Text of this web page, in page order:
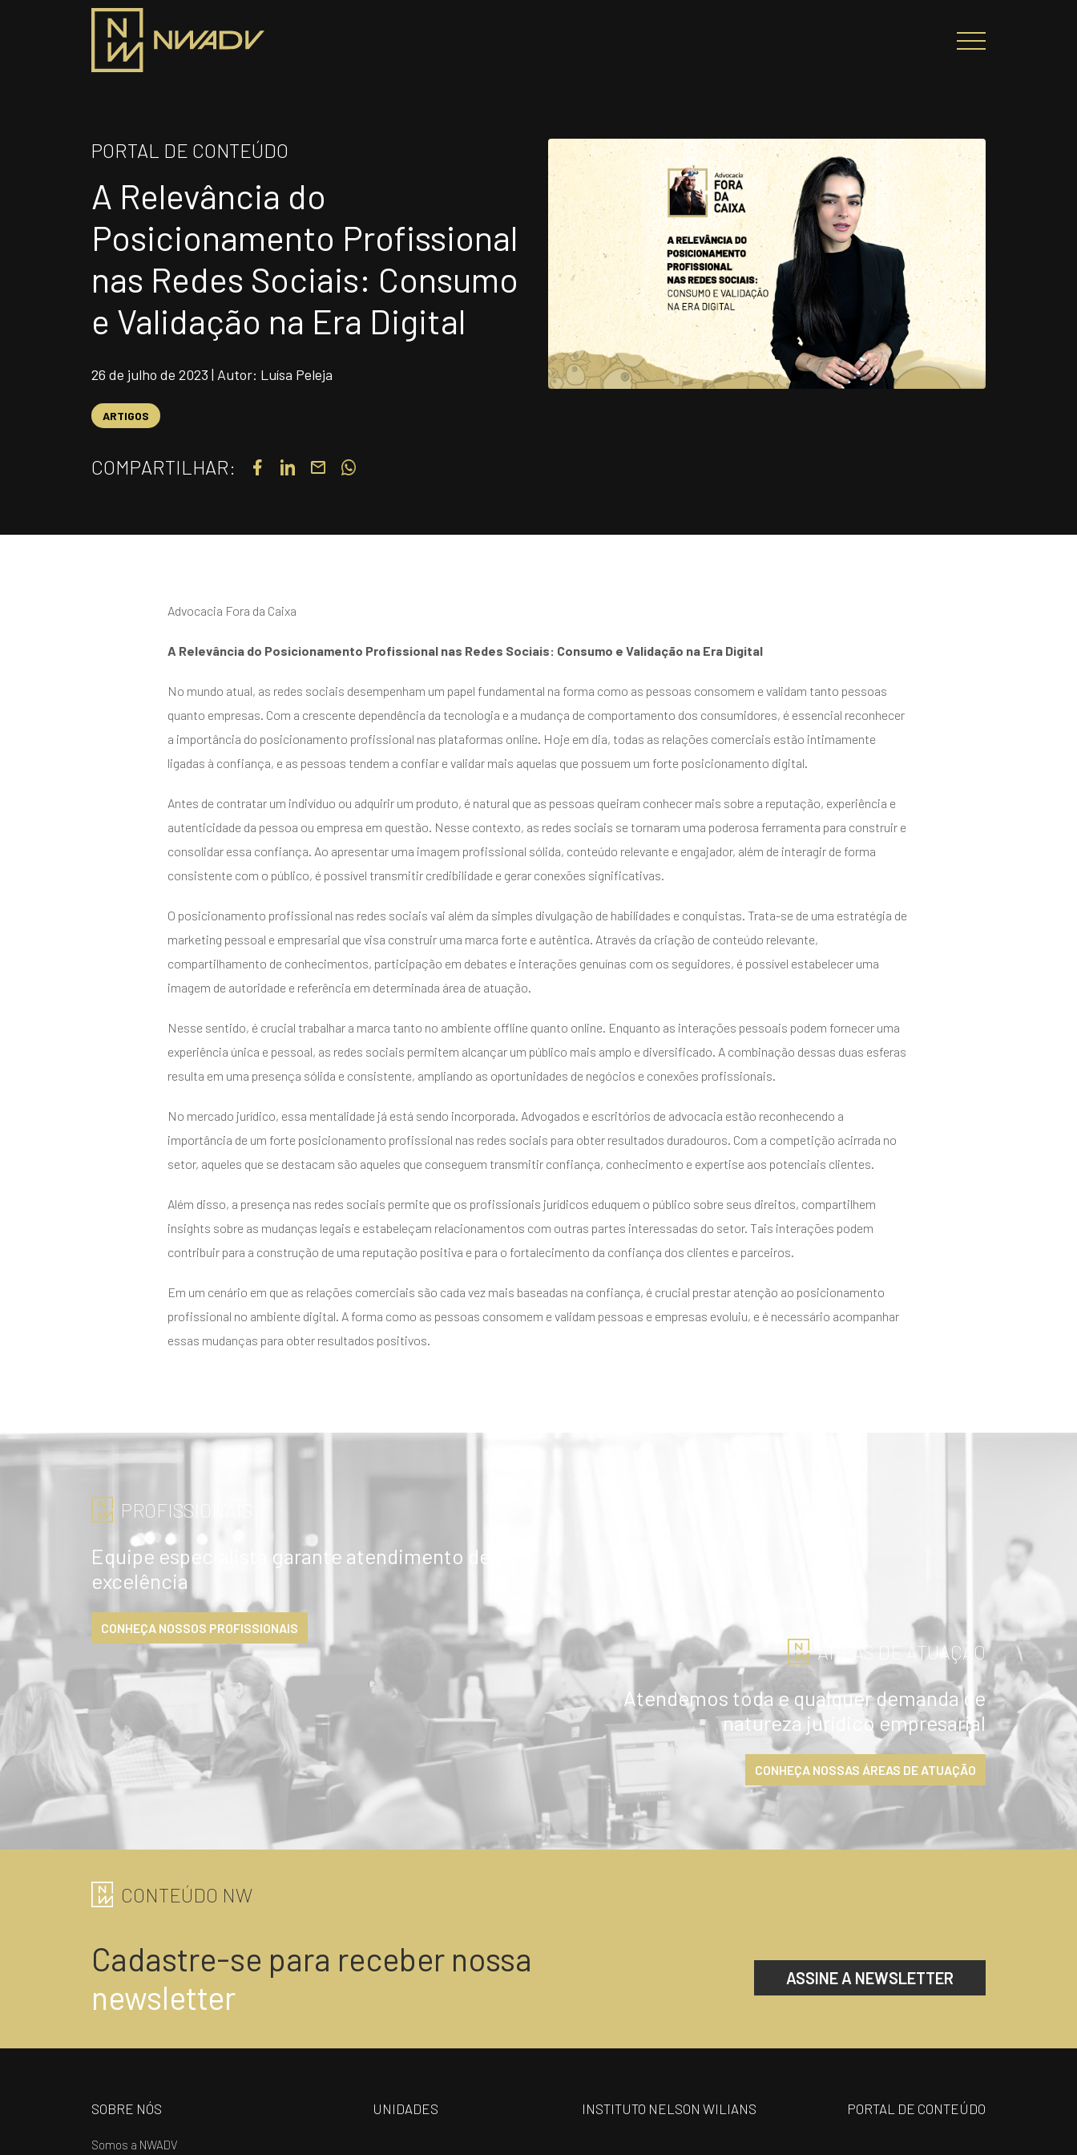
Somos a NWADV
Entregas e Soluções
Prêmios/Reconhecimentos INSTITUTO NELSON WILIANS
UNIDADES
OPORTUNIDADES/CARREIRA
PRIVACIDADE
CONTATO
Siga-nos A Alto contraste
PORTAL DE CONTEÚDO
A Relevância do
Posicionamento Profissional
nas Redes Sociais: Consumo
e Validação na Era Digital
26 de julho de 2023 | Autor: Luísa Peleja
ARTIGOS
COMPARTILHAR:
Advocacia Fora da Caixa
A Relevância do Posicionamento Profissional nas Redes Sociais: Consumo e Validação na Era Digital
No mundo atual, as redes sociais desempenham um papel fundamental na forma como as pessoas consomem e validam tanto pessoas
quanto empresas. Com a crescente dependência da tecnologia e a mudança de comportamento dos consumidores, é essencial reconhecer
a importância do posicionamento profissional nas plataformas online. Hoje em dia, todas as relações comerciais estão intimamente
ligadas à confiança, e as pessoas tendem a confiar e validar mais aquelas que possuem um forte posicionamento digital.
Antes de contratar um indivíduo ou adquirir um produto, é natural que as pessoas queiram conhecer mais sobre a reputação, experiência e
autenticidade da pessoa ou empresa em questão. Nesse contexto, as redes sociais se tornaram uma poderosa ferramenta para construir e
consolidar essa confiança. Ao apresentar uma imagem profissional sólida, conteúdo relevante e engajador, além de interagir de forma
consistente com o público, é possível transmitir credibilidade e gerar conexões significativas.
O posicionamento profissional nas redes sociais vai além da simples divulgação de habilidades e conquistas. Trata-se de uma estratégia de
marketing pessoal e empresarial que visa construir uma marca forte e autêntica. Através da criação de conteúdo relevante,
compartilhamento de conhecimentos, participação em debates e interações genuínas com os seguidores, é possível estabelecer uma
imagem de autoridade e referência em determinada área de atuação.
Nesse sentido, é crucial trabalhar a marca tanto no ambiente offline quanto online. Enquanto as interações pessoais podem fornecer uma
experiência única e pessoal, as redes sociais permitem alcançar um público mais amplo e diversificado. A combinação dessas duas esferas
resulta em uma presença sólida e consistente, ampliando as oportunidades de negócios e conexões profissionais.
No mercado jurídico, essa mentalidade já está sendo incorporada. Advogados e escritórios de advocacia estão reconhecendo a
importância de um forte posicionamento profissional nas redes sociais para obter resultados duradouros. Com a competição acirrada no
setor, aqueles que se destacam são aqueles que conseguem transmitir confiança, conhecimento e expertise aos potenciais clientes.
Além disso, a presença nas redes sociais permite que os profissionais jurídicos eduquem o público sobre seus direitos, compartilhem
insights sobre as mudanças legais e estabeleçam relacionamentos com outras partes interessadas do setor. Tais interações podem
contribuir para a construção de uma reputação positiva e para o fortalecimento da confiança dos clientes e parceiros.
Em um cenário em que as relações comerciais são cada vez mais baseadas na confiança, é crucial prestar atenção ao posicionamento
profissional no ambiente digital. A forma como as pessoas consomem e validam pessoas e empresas evoluiu, e é necessário acompanhar
essas mudanças para obter resultados positivos.
PROFISSIONAIS
Equipe especialista garante atendimento de
excelência
CONHEÇA NOSSOS PROFISSIONAIS
ÁREAS DE ATUAÇÃO
Atendemos toda e qualquer demanda de
natureza jurídico empresarial
CONHEÇA NOSSAS ÁREAS DE ATUAÇÃO
CONTEÚDO NW
Cadastre-se para receber nossa
newsletter
ASSINE A NEWSLETTER
ENVIAR
SOBRE NÓS
Somos a NWADV
UNIDADES INSTITUTO NELSON WILIANS PORTAL DE CONTEÚDO